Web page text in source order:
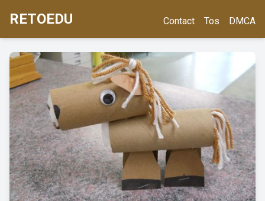
RETOEDU Contact Tos DMCA